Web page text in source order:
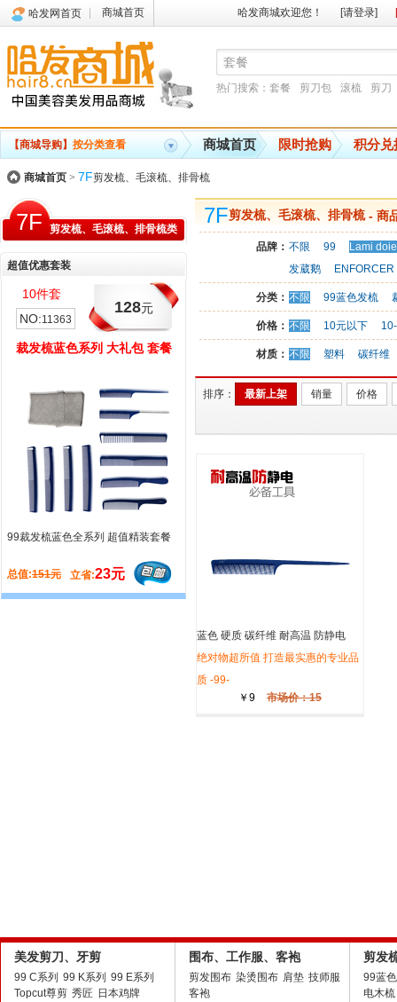
哈发网首页 商城首页 哈发商城欢迎您！ [请登录]
热门搜索： 套餐 剪刀包 滚梳 剪刀
【商城导购】 按分类查看 商城首页 限时抢购 积分兑
商城首页 > 7F剪发梳、毛滚梳、排骨梳
7F 剪发梳、毛滚梳、排骨梳类
超值优惠套装
10件套
NO:11363
128元
裁发梳蓝色系列 大礼包 套餐
99裁发梳蓝色全系列 超值精装套餐
总值:151元 立省:23元
11362
115元
滚梳系列 卷发造型 超值套餐
总值:165元 立省:
NO:11361
216 元
7F剪发梳、毛滚梳、排骨梳- 商
品牌： 不限 99
Lami doie
发葳鹅
ENFORCER
分类： 不限 99蓝色发梳
价格： 不限 10元以下
材质： 不限 塑料 碳纤维
排序： 最新上架 销量 价格
蓝色 硬质 碳纤维 耐高温 防静电
215mm 尖尾梳 - 99 -
绝对物超所值 打造最实惠的专业品
质 -99-
￥9
市场价：15
美发剪刀、牙剪
99 C系列 99 K系列 99 E系列
Topcut尊剪 秀匠 日本鸡牌
围布、工作服、客袍
剪发围布 染烫围布 肩垫 技师服
客袍
剪发
99蓝
电木梳